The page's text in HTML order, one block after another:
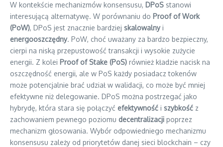
W kontekście mechanizmów konsensusu, DPoS stanowi
interesującą alternatywę. W porównaniu do Proof of Work
(PoW), DPoS jest znacznie bardziej skalowalnyi
energooszczędny. PoW, choć uważany za bardzo bezpieczny,
cierpi na niską przepustowość transakcji i wysokie zużycie
energii. Z kolei Proof of Stake (PoS) również kładzie nacisk na
oszczędność energii, ale w PoS każdy posiadacz tokenów
może potencjalnie brać udział w walidacji, co może być mniej
efektywne niż delegowanie. DPoS można postrzegać jako
hybrydę, która stara się połączyć efektywność i szybkość z
zachowaniem pewnego poziomu decentralizacji poprzez
mechanizm głosowania. Wybór odpowiedniego mechanizmu
konsensusu zależy od priorytetów danej sieci blockchain – czy